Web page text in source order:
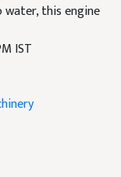
water, this engine
IST